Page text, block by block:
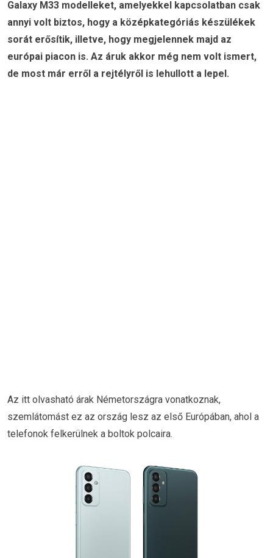
Galaxy M33 modelleket, amelyekkel kapcsolatban csak
annyi volt biztos, hogy a középkategóriás készülékek
sorát erősítik, illetve, hogy megjelennek majd az
európai piacon is. Az áruk akkor még nem volt ismert,
de most már erről a rejtélyről is lehullott a lepel.
Az itt olvasható árak Németországra vonatkoznak,
szemlátomást ez az ország lesz az első Európában, ahol a
telefonok felkerülnek a boltok polcaira.